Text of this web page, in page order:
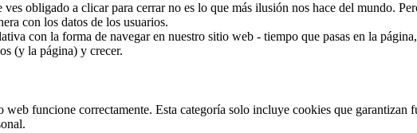
obligado a clicar para cerrar no es lo que más ilusión nos hace del mundo.
con los datos de los usuarios.
con la forma de navegar en nuestro sitio web - tiempo que pasas en la
(y la página) y crecer.
web funcione correctamente. Esta categoría solo incluye cookies que garantizan